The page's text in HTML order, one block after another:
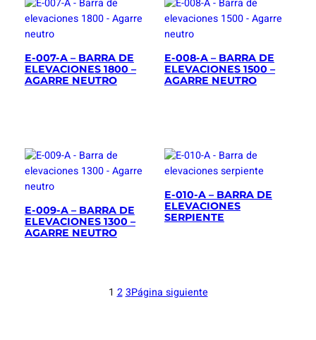
E-007-A – BARRA DE
ELEVACIONES 1800 –
AGARRE NEUTRO
E-008-A – BARRA DE
ELEVACIONES 1500 –
AGARRE NEUTRO
E-009-A – BARRA DE
ELEVACIONES 1300 –
AGARRE NEUTRO
E-010-A – BARRA DE
ELEVACIONES
SERPIENTE
1 23Página siguiente